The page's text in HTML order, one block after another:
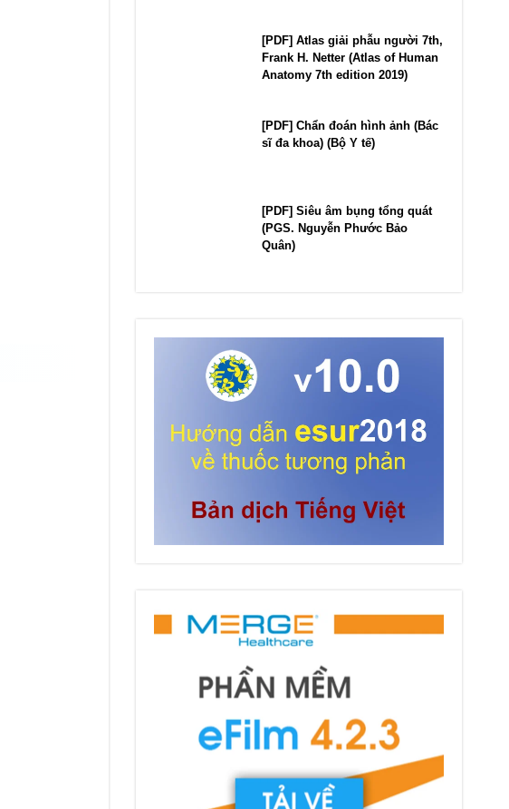
[PDF] Atlas giải phẫu người 7th,
Frank H. Netter (Atlas of Human
Anatomy 7th edition 2019)
[PDF] Chẩn đoán hình ảnh (Bác
sĩ đa khoa) (Bộ Y tế)
[PDF] Siêu âm bụng tổng quát
(PGS. Nguyễn Phước Bảo
Quân)